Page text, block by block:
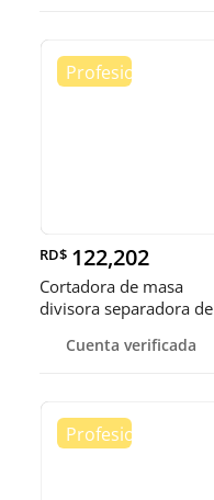
RD$ 122,202
Cortadora de masa
divisora separadora de
Cuenta verificada